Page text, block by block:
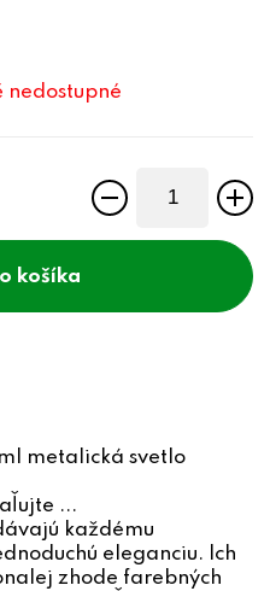
nedostupné
košíka
metalická svetlo
...
každému
eleganciu. Ich
zhode farebných